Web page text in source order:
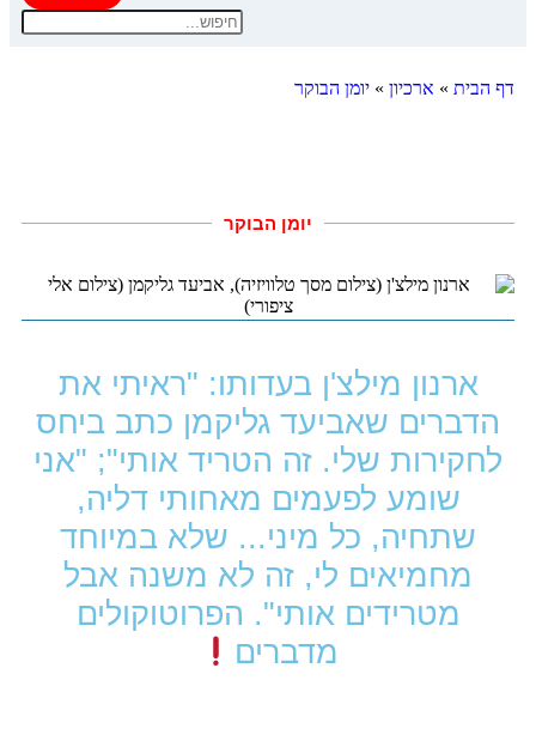
דף הבית » ארכיון » יומן הבוקר
יומן הבוקר
ארנון מילצ'ן בעדותו: "ראיתי את
הדברים שאביעד גליקמן כתב ביחס
לחקירות שלי. זה הטריד אותי"; "אני
שומע לפעמים מאחותי דליה,
שתחיה, כל מיני... שלא במיוחד
מחמיאים לי, זה לא משנה אבל
מטרידים אותי". הפרוטוקולים
מדברים